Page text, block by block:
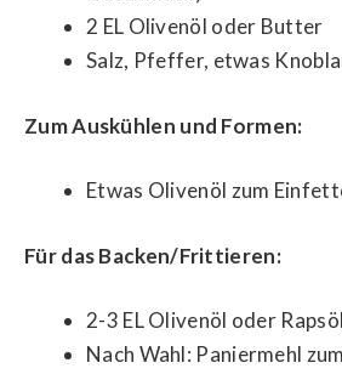
2 EL Olivenöl oder Butter
Salz, Pfeffer, etwas
Zum Auskühlen und Formen:
Etwas Olivenöl zum
Für das Backen/Frittieren:
2-3 EL Olivenöl oder Rapsöl
Nach Wahl: Paniermehl